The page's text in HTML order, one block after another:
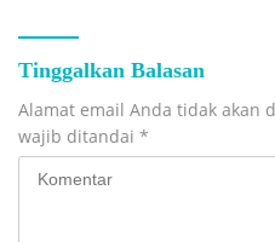
Tinggalkan Balasan
Alamat email Anda tidak akan
wajib ditandai *